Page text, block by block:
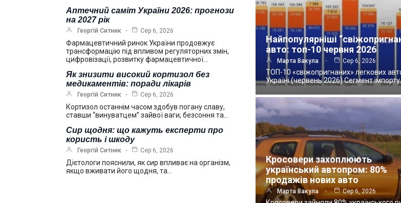
Аптечний саміт України 2026: прогнози
на 2027 рік
Георгій Ситник Сер 6, 2026
Фармацевтичний ринок України продовжує
трансформацію під впливом регуляторних змін,
цифровізації, розвитку фармацевтичної…
Як знизити високий кортизол без
медикаментів: поради лікарів
Георгій Ситник Сер 6, 2026
Кортизол останнім часом здобув погану славу,
ставши “винуватцем” зайвої ваги, безсоння та…
Сир щодня: що кажуть експерти про
користь і шкоду
Георгій Ситник Сер 6, 2026
Дієтологи пояснили, як сир впливає на організм,
якщо вживати його щодня, та…
Найпопулярніші
авто: топ-10 червня 2026
Марта Вакула Сер 6, 2026
ТОП-10 «свіжопригнаних» легкових
Україні (червень 2026) Сегмент
Кросовери захоплюють
український автопром: 80%
продажів нових авто
Марта Вакула Сер 6, 2026